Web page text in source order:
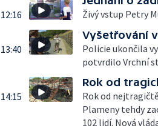
12:16 Živý vstup Petry
13:40
Vyšetřování
Policie ukončila
potvrdilo Vrchní
14:15
Rok od
Rok od
Plameny tehdy
102 lidí. Nová